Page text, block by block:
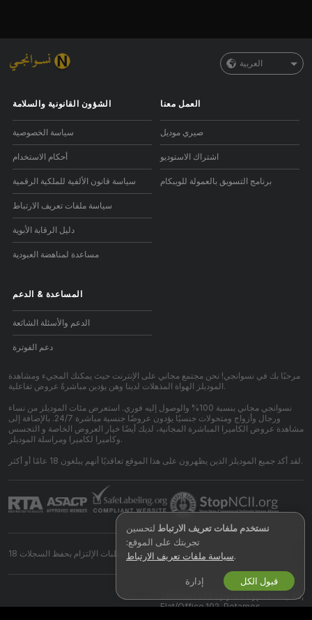
العربية
الشؤون القانونية والسلامة
سياسة الخصوصية
أحكام الاستخدام
سياسة قانون الألفية للملكية الرقمية
سياسة ملفات تعريف الارتباط
دليل الرقابة الأبوية
مساعدة لمناهضة العبودية
العمل معنا
صيري موديل
اشتراك الاستوديو
برنامج التسويق بالعمولة للويبكام
المساعدة & الدعم
الدعم والأسئلة الشائعة
دعم الفوترة
مرحبًا بك في نسوانجي! نحن مجتمع مجاني على الإنترنت حيث يمكنك المجيء ومشاهدة
الموديلز الهواة المذهلات لدينا وهن يؤدين مباشرةً عروض تفاعلية.
نسوانجي مجاني بنسبة 100% والوصول إليه فوري. استعرض مئات الموديلز من نساء
ورجال وأزواج ومتحولات جنسيًا يؤدون عروضًا جنسية مباشرة 24/7. بالإضافة إلى
مشاهدة عروض الكاميرا المباشرة المجانية، لديك أيضًا خيار العروض الخاصة و التجسس
وكاميرا لكاميرا ومراسلة الموديلز.
لقد أكد جميع الموديلز الذين يظهرون على هذا الموقع تعاقديًا أنهم يبلغون 18 عامًا أو أكثر.
بيان متطلبات الإلتزام بحفظ السجلات 18 U.S.C 2257
نستخدم ملفات تعريف الارتباط لتحسين
تجربتك على الموقع:
سياسة ملفات تعريف الارتباط.
إدارة قبول الكل